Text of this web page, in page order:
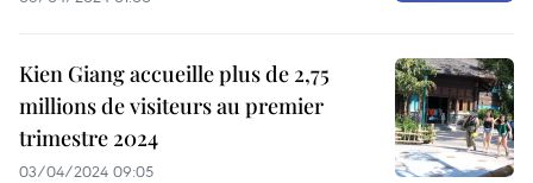
Kien Giang accueille plus de 2,75
millions de visiteurs au premier
trimestre 2024
03/04/2024 09:05